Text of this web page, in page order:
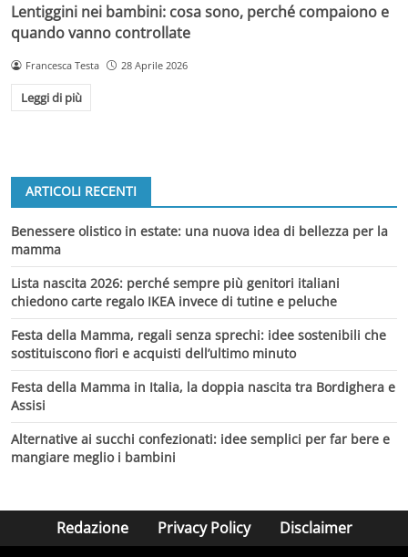
Lentiggini nei bambini: cosa sono, perché compaiono e
quando vanno controllate
Francesca Testa 28 Aprile 2026
Leggi di più
ARTICOLI RECENTI
Benessere olistico in estate: una nuova idea di bellezza per la
mamma
Lista nascita 2026: perché sempre più genitori italiani
chiedono carte regalo IKEA invece di tutine e peluche
Festa della Mamma, regali senza sprechi: idee sostenibili che
sostituiscono fiori e acquisti dell’ultimo minuto
Festa della Mamma in Italia, la doppia nascita tra Bordighera e
Assisi
Alternative ai succhi confezionati: idee semplici per far bere e
mangiare meglio i bambini
Redazione Privacy Policy Disclaimer